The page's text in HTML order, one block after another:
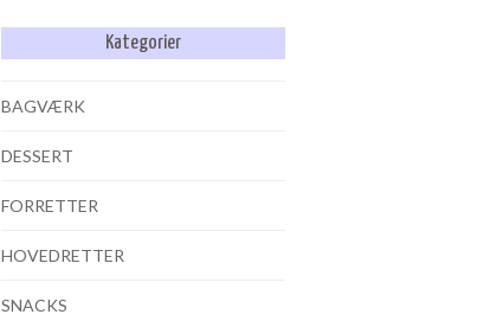
Kategorier
BAGVÆRK
DESSERT
FORRETTER
HOVEDRETTER
SNACKS